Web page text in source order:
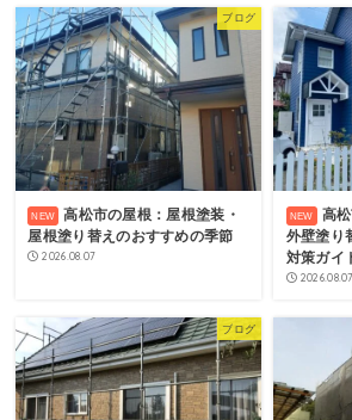
ブログ
高松市の屋根：屋根塗装・
屋根塗り替えのおすすめの季節
2026.08.07
高
外壁塗り
対策ガイ
2026.08.07
ブログ